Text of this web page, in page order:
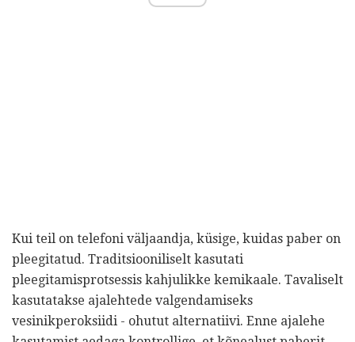
Kui teil on telefoni väljaandja, küsige, kuidas paber on
pleegitatud. Traditsiooniliselt kasutati
pleegitamisprotsessis kahjulikke kemikaale. Tavaliselt
kasutatakse ajalehtede valgendamiseks
vesinikperoksiidi - ohutut alternatiivi. Enne ajalehe